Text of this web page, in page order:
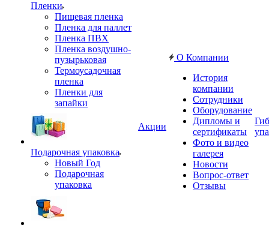
Пленки
Пищевая пленка
Пленка для паллет
Пленка ПВХ
Пленка воздушно-
пузырьковая
Термоусадочная
пленка
Пленки для
запайки
Подарочная упаковка
Новый Год
Подарочная
упаковка
Акции
О Компании
История
компании
Сотрудники
Оборудование
Дипломы и
сертификаты
Фото и видео
галерея
Новости
Вопрос-ответ
Отзывы